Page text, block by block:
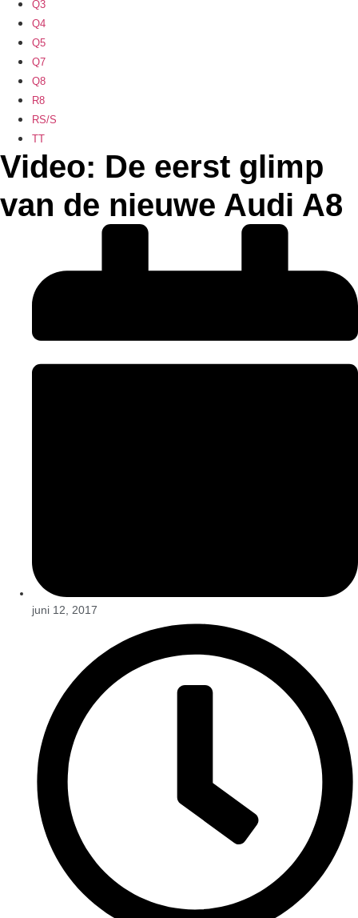
Q3
Q4
Q5
Q7
Q8
R8
RS/S
TT
Video: De eerst glimp
van de nieuwe Audi A8
juni 12, 2017